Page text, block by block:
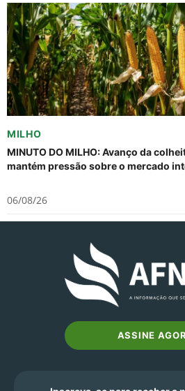
MILHO
MINUTO DO MILHO: Avanço da
mantém pressão sobre o mercado
06/08/26
ASSINE